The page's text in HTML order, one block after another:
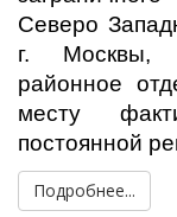
Северо
г. Москвы,
районное
месту
постоянной
Подробнее...